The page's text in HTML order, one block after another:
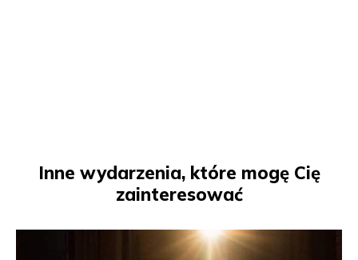
Inne wydarzenia, które mogę Cię
zainteresować